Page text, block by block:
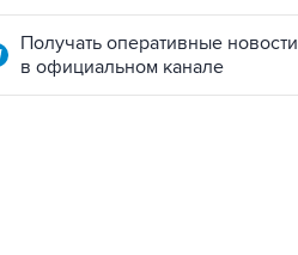
Получать оперативные новости
в официальном канале